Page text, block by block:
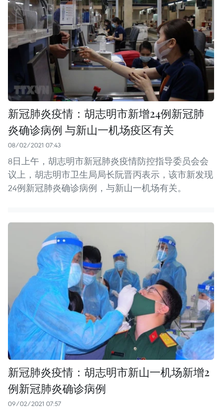
新冠肺炎疫情：胡志明市新增24例新冠肺
炎确诊病例 与新山一机场疫区有关
08/02/2021 07:43
8日上午，胡志明市新冠肺炎疫情防控指导委员会会
议上，胡志明市卫生局局长阮晋丙表示，该市新发现
24例新冠肺炎确诊病例，与新山一机场有关。
新冠肺炎疫情：胡志明市新山一机场新增2
例新冠肺炎确诊病例
09/02/2021 07:57